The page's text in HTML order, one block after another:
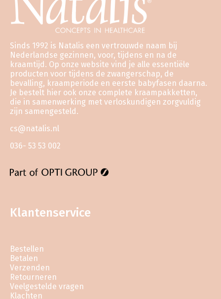
Sinds 1992 is Natalis een vertrouwde naam bij
Nederlandse gezinnen, voor, tijdens en na de
kraamtijd. Op onze website vind je alle essentiële
producten voor tijdens de zwangerschap, de
bevalling, kraamperiode en eerste babyfasen daarna.
Je bestelt hier ook onze complete kraampakketten,
die in samenwerking met verloskundigen zorgvuldig
zijn samengesteld.
cs@natalis.nl
036- 53 53 002
Klantenservice
Bestellen
Betalen
Verzenden
Retourneren
Veelgestelde vragen
Klachten